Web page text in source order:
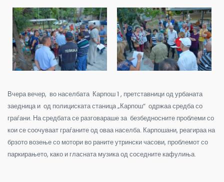
Вчера вечер, во населбата Карпош 1 , претставници од урбаната
заедница и од полициската станица „Карпош“ одржаа средба со
граѓани. На средбата се разговараше за безбедносните проблеми со
кои се соочуваат граѓаните од оваа населба. Карпошани, реагираа на
брзото возење со мотори во раните утрински часови, проблемот со
паркирањето, како и гласната музика од соседните кафулиња.